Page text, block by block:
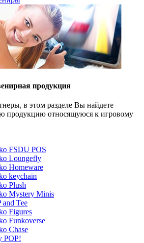
продукция
в этом разделе Вы найдете
продукцию относящуюся к игровому
FSDU POS
Loungefly
Homeware
keychain
Plush
Mystery Minis
and Tee
Figures
Funkoverse
Chase
POP!